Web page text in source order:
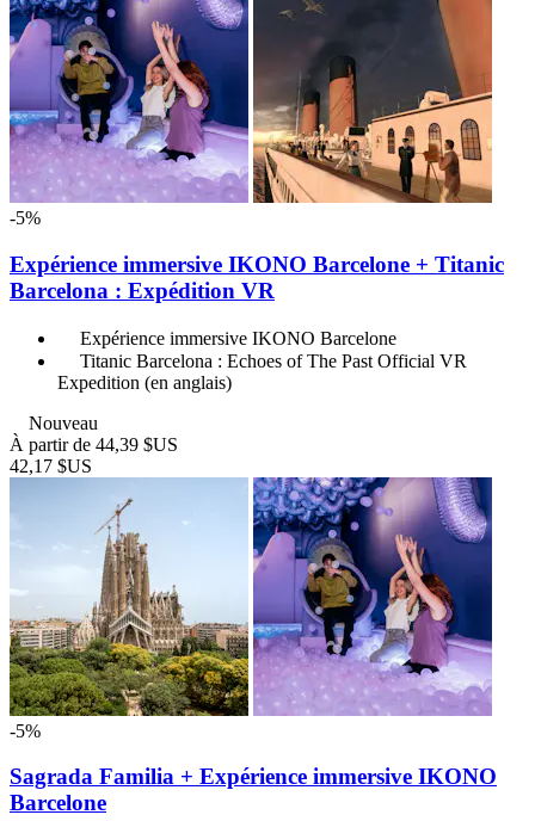
-5%
Expérience immersive IKONO Barcelone + Titanic
Barcelona : Expédition VR
Expérience immersive IKONO Barcelone
Titanic Barcelona : Echoes of The Past Official VR
Expedition (en anglais)
Nouveau
À partir de 44,39 $US
42,17 $US
-5%
Sagrada Familia + Expérience immersive IKONO
Barcelone